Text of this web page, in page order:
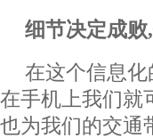
细节决定成
在这个信息
在手机上我们就
也为我们的交通